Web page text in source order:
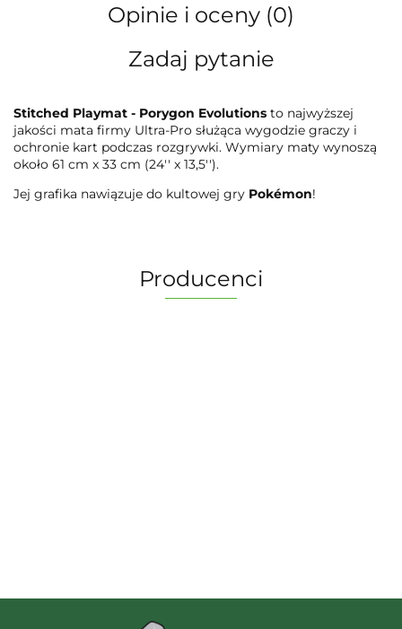
Opinie i oceny (0)
Zadaj pytanie
Stitched Playmat - Porygon Evolutions to najwyższej
jakości mata firmy Ultra-Pro służąca wygodzie graczy i
ochronie kart podczas rozgrywki. Wymiary maty wynoszą
około 61 cm x 33 cm (24'' x 13,5'').
Jej grafika nawiązuje do kultowej gry Pokémon!
Producenci